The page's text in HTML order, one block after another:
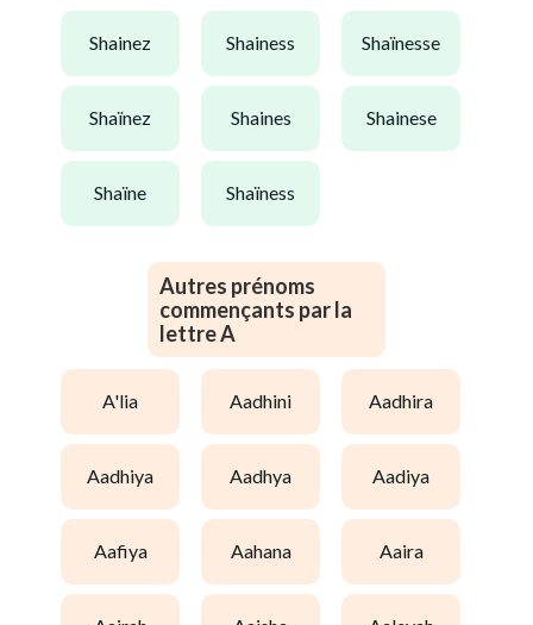
shainez shainess shaïnesse
shaïnez shaines shainese
shaïne shaïness
Autres prénoms
commençants par la
lettre A
a'lia aadhini aadhira
aadhiya aadhya aadiya
aafiya aahana aaira